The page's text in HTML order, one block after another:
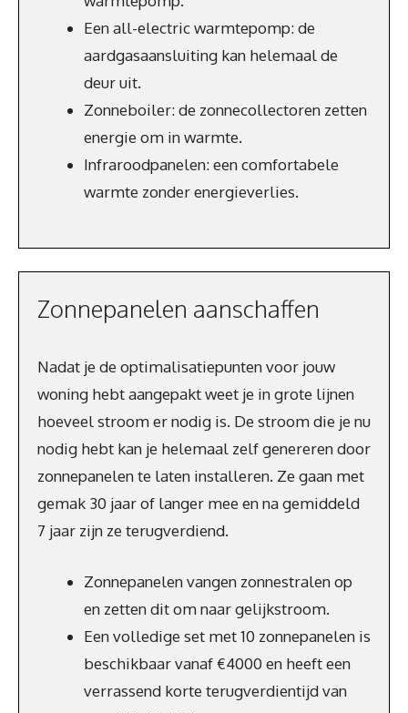
Een all-electric warmtepomp: de
aardgasaansluiting kan helemaal de
deur uit.
Zonneboiler: de zonnecollectoren zetten
energie om in warmte.
Infraroodpanelen: een comfortabele
warmte zonder energieverlies.
Zonnepanelen aanschaffen
Nadat je de optimalisatiepunten voor jouw
woning hebt aangepakt weet je in grote lijnen
hoeveel stroom er nodig is. De stroom die je nu
nodig hebt kan je helemaal zelf genereren door
zonnepanelen te laten installeren. Ze gaan met
gemak 30 jaar of langer mee en na gemiddeld
7 jaar zijn ze terugverdiend.
Zonnepanelen vangen zonnestralen op
en zetten dit om naar gelijkstroom.
Een volledige set met 10 zonnepanelen is
beschikbaar vanaf €4000 en heeft een
verrassend korte terugverdientijd van